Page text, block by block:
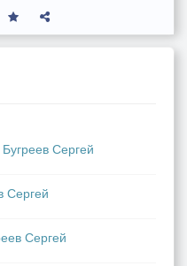
-
Бугреев Сергей
Сергей
Сергей